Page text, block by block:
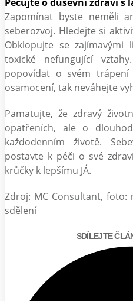
Zapomínat byste neměli
seberozvoj. Hledejte si
Obklopujte se
toxické nefungující
popovídat o svém
osamocení, tak neváhejte
Pamatujte, že zdravý
opatřeních, ale o
každodenním životě.
postavte k péči o své
krůčky k lepšímu JÁ.
Zdroj: MC Consultant, foto:
sdělení
SDÍLEJTE